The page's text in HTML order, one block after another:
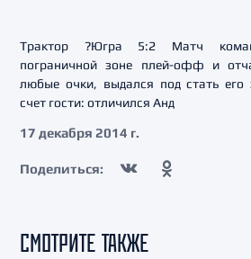
Трактор ?Югра 5:2 Матч
пограничной зоне плей-офф и
любые очки, выдался под стать его
счет гости: отличился Анд
17 декабря 2014 г.
Поделиться:
СМОТРИТЕ ТАКЖЕ